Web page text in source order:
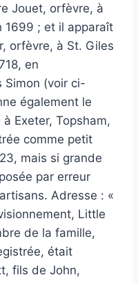
Jouet, orfèvre, à
1699 ; et il apparaît
orfèvre, à St. Giles
en
Simon (voir ci-
également le
Exeter, Topsham,
comme petit
mais si grande
par erreur
Adresse : «
Little
de la famille,
était
fils de John,